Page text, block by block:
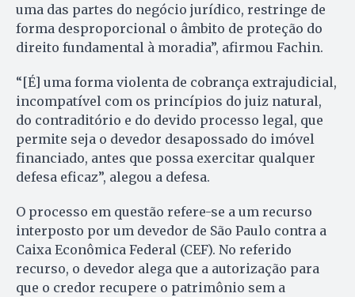
uma das partes do negócio jurídico, restringe de
forma desproporcional o âmbito de proteção do
direito fundamental à moradia”, afirmou Fachin.
“[É] uma forma violenta de cobrança extrajudicial,
incompatível com os princípios do juiz natural,
do contraditório e do devido processo legal, que
permite seja o devedor desapossado do imóvel
financiado, antes que possa exercitar qualquer
defesa eficaz”, alegou a defesa.
O processo em questão refere-se a um recurso
interposto por um devedor de São Paulo contra a
Caixa Econômica Federal (CEF). No referido
recurso, o devedor alega que a autorização para
que o credor recupere o patrimônio sem a